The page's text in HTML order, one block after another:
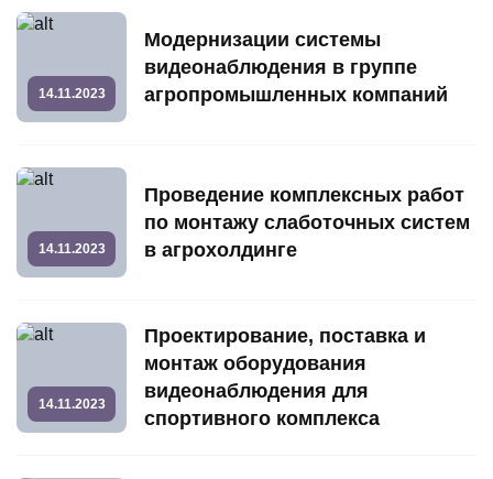
14.11.2023
Модернизации системы
видеонаблюдения в группе
агропромышленных компаний
14.11.2023
Проведение комплексных работ
по монтажу слаботочных систем
в агрохолдинге
14.11.2023
Проектирование, поставка и
монтаж оборудования
видеонаблюдения для
спортивного комплекса